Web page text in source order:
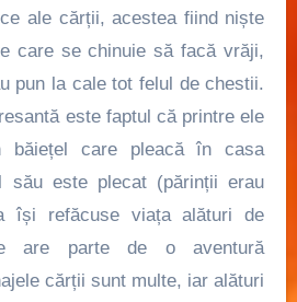
ale cărții, acestea fiind niște
care se chinuie să facă vrăji,
pun la cale tot felul de chestii.
este faptul că printre ele
băiețel care pleacă în casa
său este plecat (părinții erau
își refăcuse viața alături de
are parte de o aventură
cărții sunt multe, iar alături